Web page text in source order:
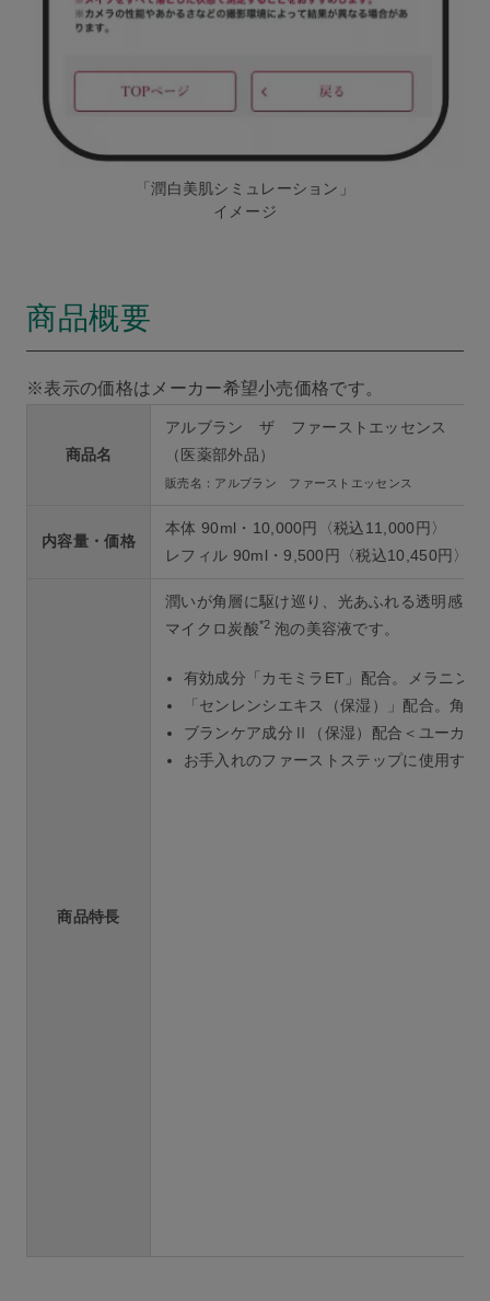
「潤白美肌シミュレーション」
イメージ
商品概要
※表示の価格はメーカー希望小売価格です。
商品名
アルブラン ザ ファーストエッセンス
（医薬部外品）
販売名：アルブラン ファーストエッセンス
内容量・価格
本体 90ml・10,000円〈税込11,000円〉
レフィル 90ml・9,500円〈税込10,450円〉
商品特長
潤いが角層に駆け巡り、光あふれる透明感を
マイクロ炭酸*2 泡の美容液です。
有効成分「カモミラET」配合。メラニン
「センレンシエキス（保湿）」配合。角
ブランケア成分Ⅱ（保湿）配合＜ユーカリ
お手入れのファーストステップに使用す